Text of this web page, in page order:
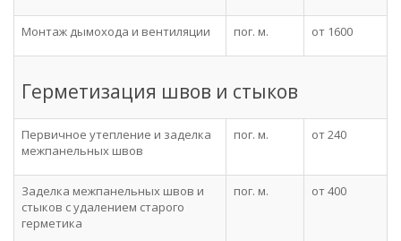
Монтаж дымохода и вентиляции пог. м. от 1600
Герметизация швов и стыков
Первичное утепление и заделка
межпанельных швов
пог. м. от 240
Заделка межпанельных швов и
стыков с удалением старого
герметика
пог. м. от 400